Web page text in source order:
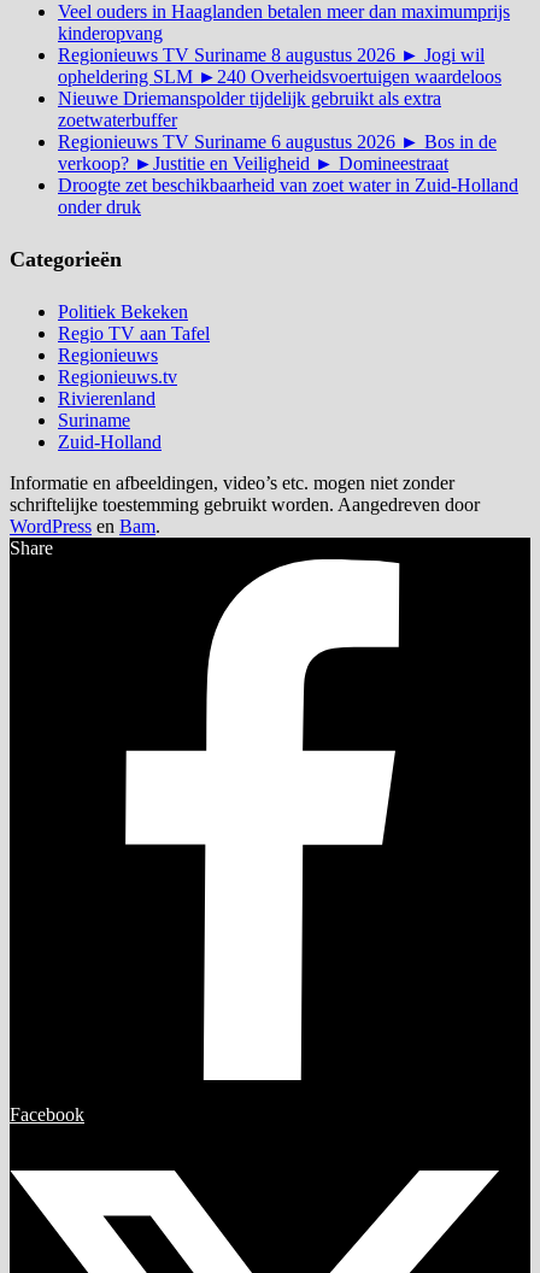
Veel ouders in Haaglanden betalen meer dan maximumprijs
kinderopvang
Regionieuws TV Suriname 8 augustus 2026 ► Jogi wil
opheldering SLM ►240 Overheidsvoertuigen waardeloos
Nieuwe Driemanspolder tijdelijk gebruikt als extra
zoetwaterbuffer
Regionieuws TV Suriname 6 augustus 2026 ► Bos in de
verkoop? ►Justitie en Veiligheid ► Domineestraat
Droogte zet beschikbaarheid van zoet water in Zuid-Holland
onder druk
Categorieën
Politiek Bekeken
Regio TV aan Tafel
Regionieuws
Regionieuws.tv
Rivierenland
Suriname
Zuid-Holland
Informatie en afbeeldingen, video’s etc. mogen niet zonder
schriftelijke toestemming gebruikt worden. Aangedreven door
WordPress en Bam.
Share
Facebook